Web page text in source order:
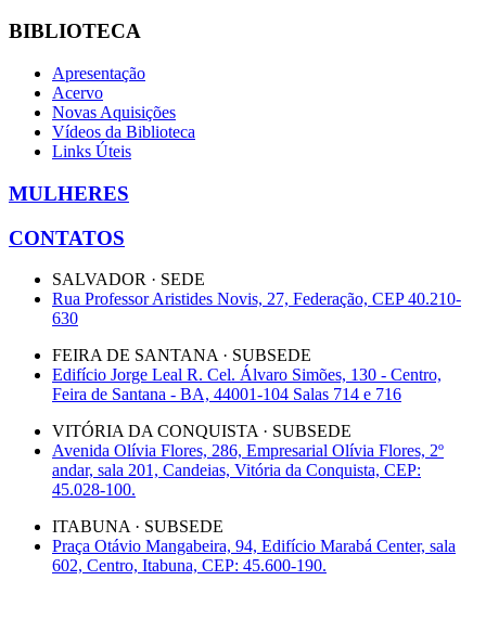
BIBLIOTECA
Apresentação
Acervo
Novas Aquisições
Vídeos da Biblioteca
Links Úteis
MULHERES
CONTATOS
SALVADOR · SEDE
Rua Professor Aristides Novis, 27, Federação, CEP 40.210-
630
FEIRA DE SANTANA · SUBSEDE
Edifício Jorge Leal R. Cel. Álvaro Simões, 130 - Centro,
Feira de Santana - BA, 44001-104 Salas 714 e 716
VITÓRIA DA CONQUISTA · SUBSEDE
Avenida Olívia Flores, 286, Empresarial Olívia Flores, 2º
andar, sala 201, Candeias, Vitória da Conquista, CEP:
45.028-100.
ITABUNA · SUBSEDE
Praça Otávio Mangabeira, 94, Edifício Marabá Center, sala
602, Centro, Itabuna, CEP: 45.600-190.